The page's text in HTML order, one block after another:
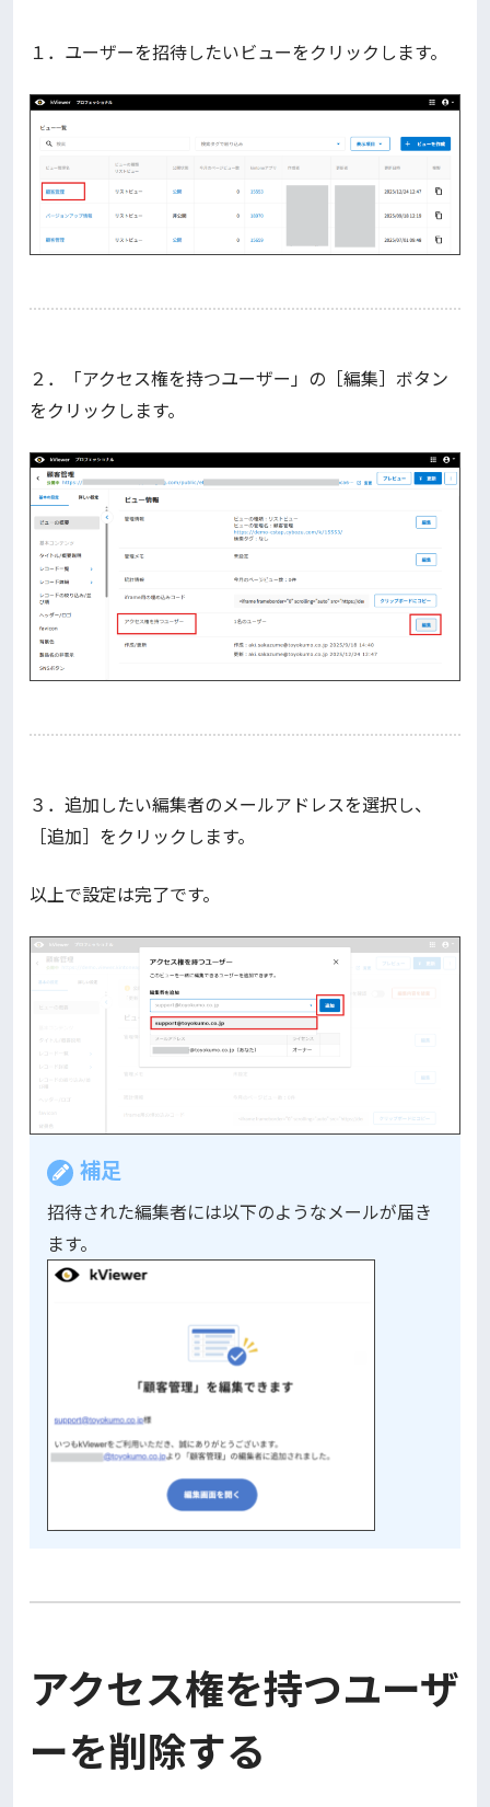
１．ユーザーを招待したいビューをクリックします。
２．「アクセス権を持つユーザー」の［編集］ボタン
をクリックします。
３．追加したい編集者のメールアドレスを選択し、
［追加］をクリックします。
以上で設定は完了です。
補足
招待された編集者には以下のようなメールが届き
ます。
アクセス権を持つユーザ
ーを削除する